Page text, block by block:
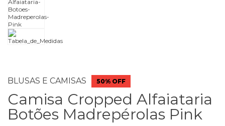
BLUSAS E CAMISAS 50% OFF
Camisa Cropped Alfaiataria
Botões Madrepérolas Pink